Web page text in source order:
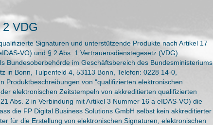
VDG
Signaturen und unterstützende Produkte nach Artikel 17
VO) und § 2 Abs. 1 Vertrauensdienstegesetz (VDG)
Bundesoberbehörde im Geschäftsbereich des Bundesministeriums
in Bonn, Tulpenfeld 4, 53113 Bonn, Telefon: 0228 14-0,
in Produktbeschreibungen von "qualifizierten elektronischen
elektronischen Zeitstempeln von akkreditierten qualifizierten
Abs. 2 in Verbindung mit Artikel 3 Nummer 16 a eIDAS-VO) die
die FP Digital Business Solutions GmbH selbst kein akkreditierter
für die Erstellung von elektronischen Signaturen, elektronischen